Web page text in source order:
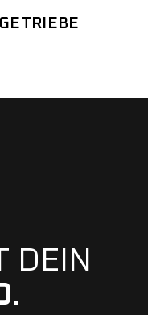
DEIN
.